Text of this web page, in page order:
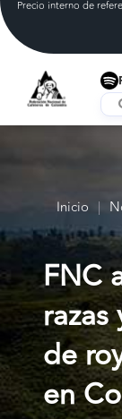
Precio interno de
Inicio |
FNC
razas
de
en